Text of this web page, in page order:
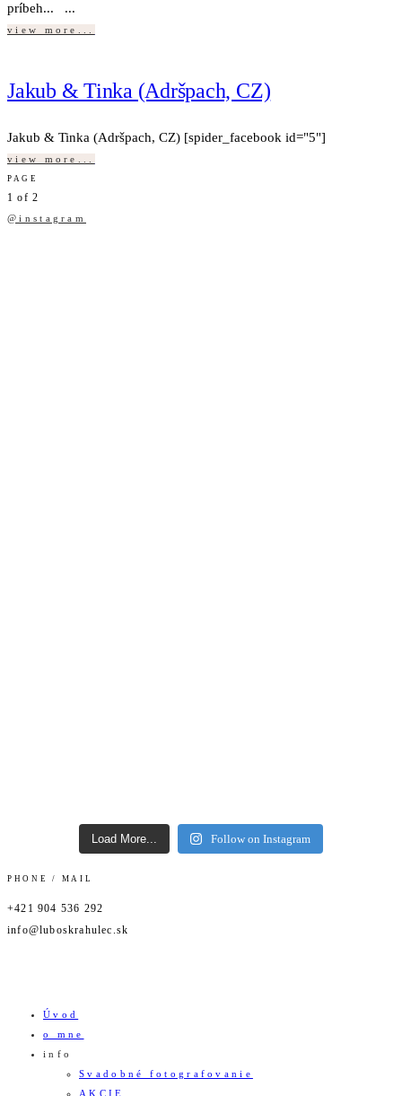
príbeh... ...
view more...
Jakub & Tinka (Adršpach, CZ)
Jakub & Tinka (Adršpach, CZ) [spider_facebook id="5"]
view more...
PAGE
1of 2
@instagram
Load More... Follow on Instagram
PHONE / MAIL
+421 904 536 292
info@luboskrahulec.sk
Úvod
o mne
info
Svadobné fotografovanie
AKCIE